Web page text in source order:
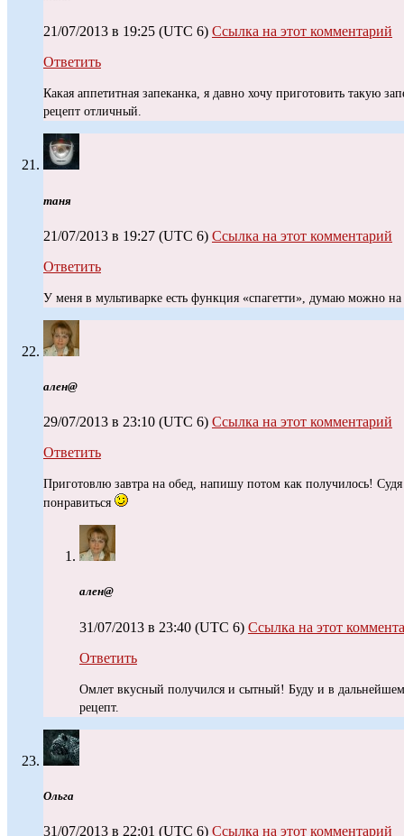
21/07/2013 в 19:25 (UTC 6) Ссылка на этот комментарий
Ответить
Какая аппетитная запеканка, я давно хочу приготовить такую
рецепт отличный.
таня
21/07/2013 в 19:27 (UTC 6) Ссылка на этот комментарий
Ответить
У меня в мультиварке есть функция «спагетти», думаю можно
ален@
29/07/2013 в 23:10 (UTC 6) Ссылка на этот комментарий
Ответить
Приготовлю завтра на обед, напишу потом как получилось!
понравиться
ален@
31/07/2013 в 23:40 (UTC 6) Ссылка на этот
Ответить
Омлет вкусный получился и сытный! Буду и в дальнейшем
рецепт.
Ольга
31/07/2013 в 22:01 (UTC 6) Ссылка на этот комментарий